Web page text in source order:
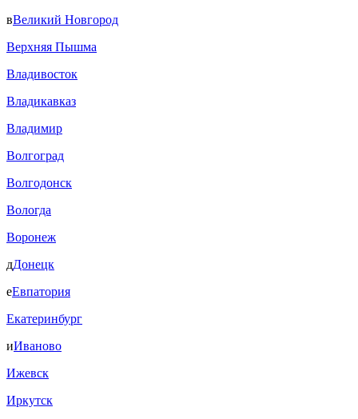
вВеликий Новгород
Верхняя Пышма
Владивосток
Владикавказ
Владимир
Волгоград
Волгодонск
Вологда
Воронеж
дДонецк
еЕвпатория
Екатеринбург
иИваново
Ижевск
Иркутск